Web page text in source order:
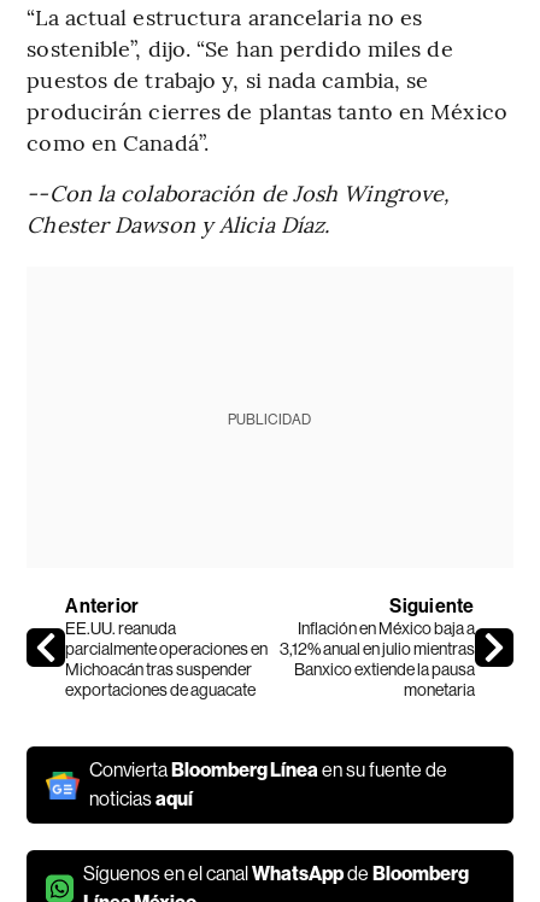
“La actual estructura arancelaria no es
sostenible”, dijo. “Se han perdido miles de
puestos de trabajo y, si nada cambia, se
producirán cierres de plantas tanto en México
como en Canadá”.
--Con la colaboración de Josh Wingrove,
Chester Dawson y Alicia Díaz.
PUBLICIDAD
Anterior
EE.UU. reanuda
parcialmente operaciones en
Michoacán tras suspender
exportaciones de aguacate
Siguiente
Inflación en México baja a
3,12% anual en julio mientras
Banxico extiende la pausa
monetaria
Convierta Bloomberg Líneaen su fuente de
noticiasaquí
Síguenos en el canalWhatsAppde Bloomberg